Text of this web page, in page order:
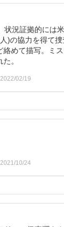
状況証拠的には
)の協力を得て
めて描写。ミ
。
2022/02/19
2021/10/24